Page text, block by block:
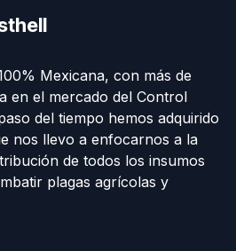
Mexicana, con más de
en el mercado del Control
del tiempo hemos adquirido
nos llevo a enfocarnos a la
de todos los insumos
plagas agrícolas y